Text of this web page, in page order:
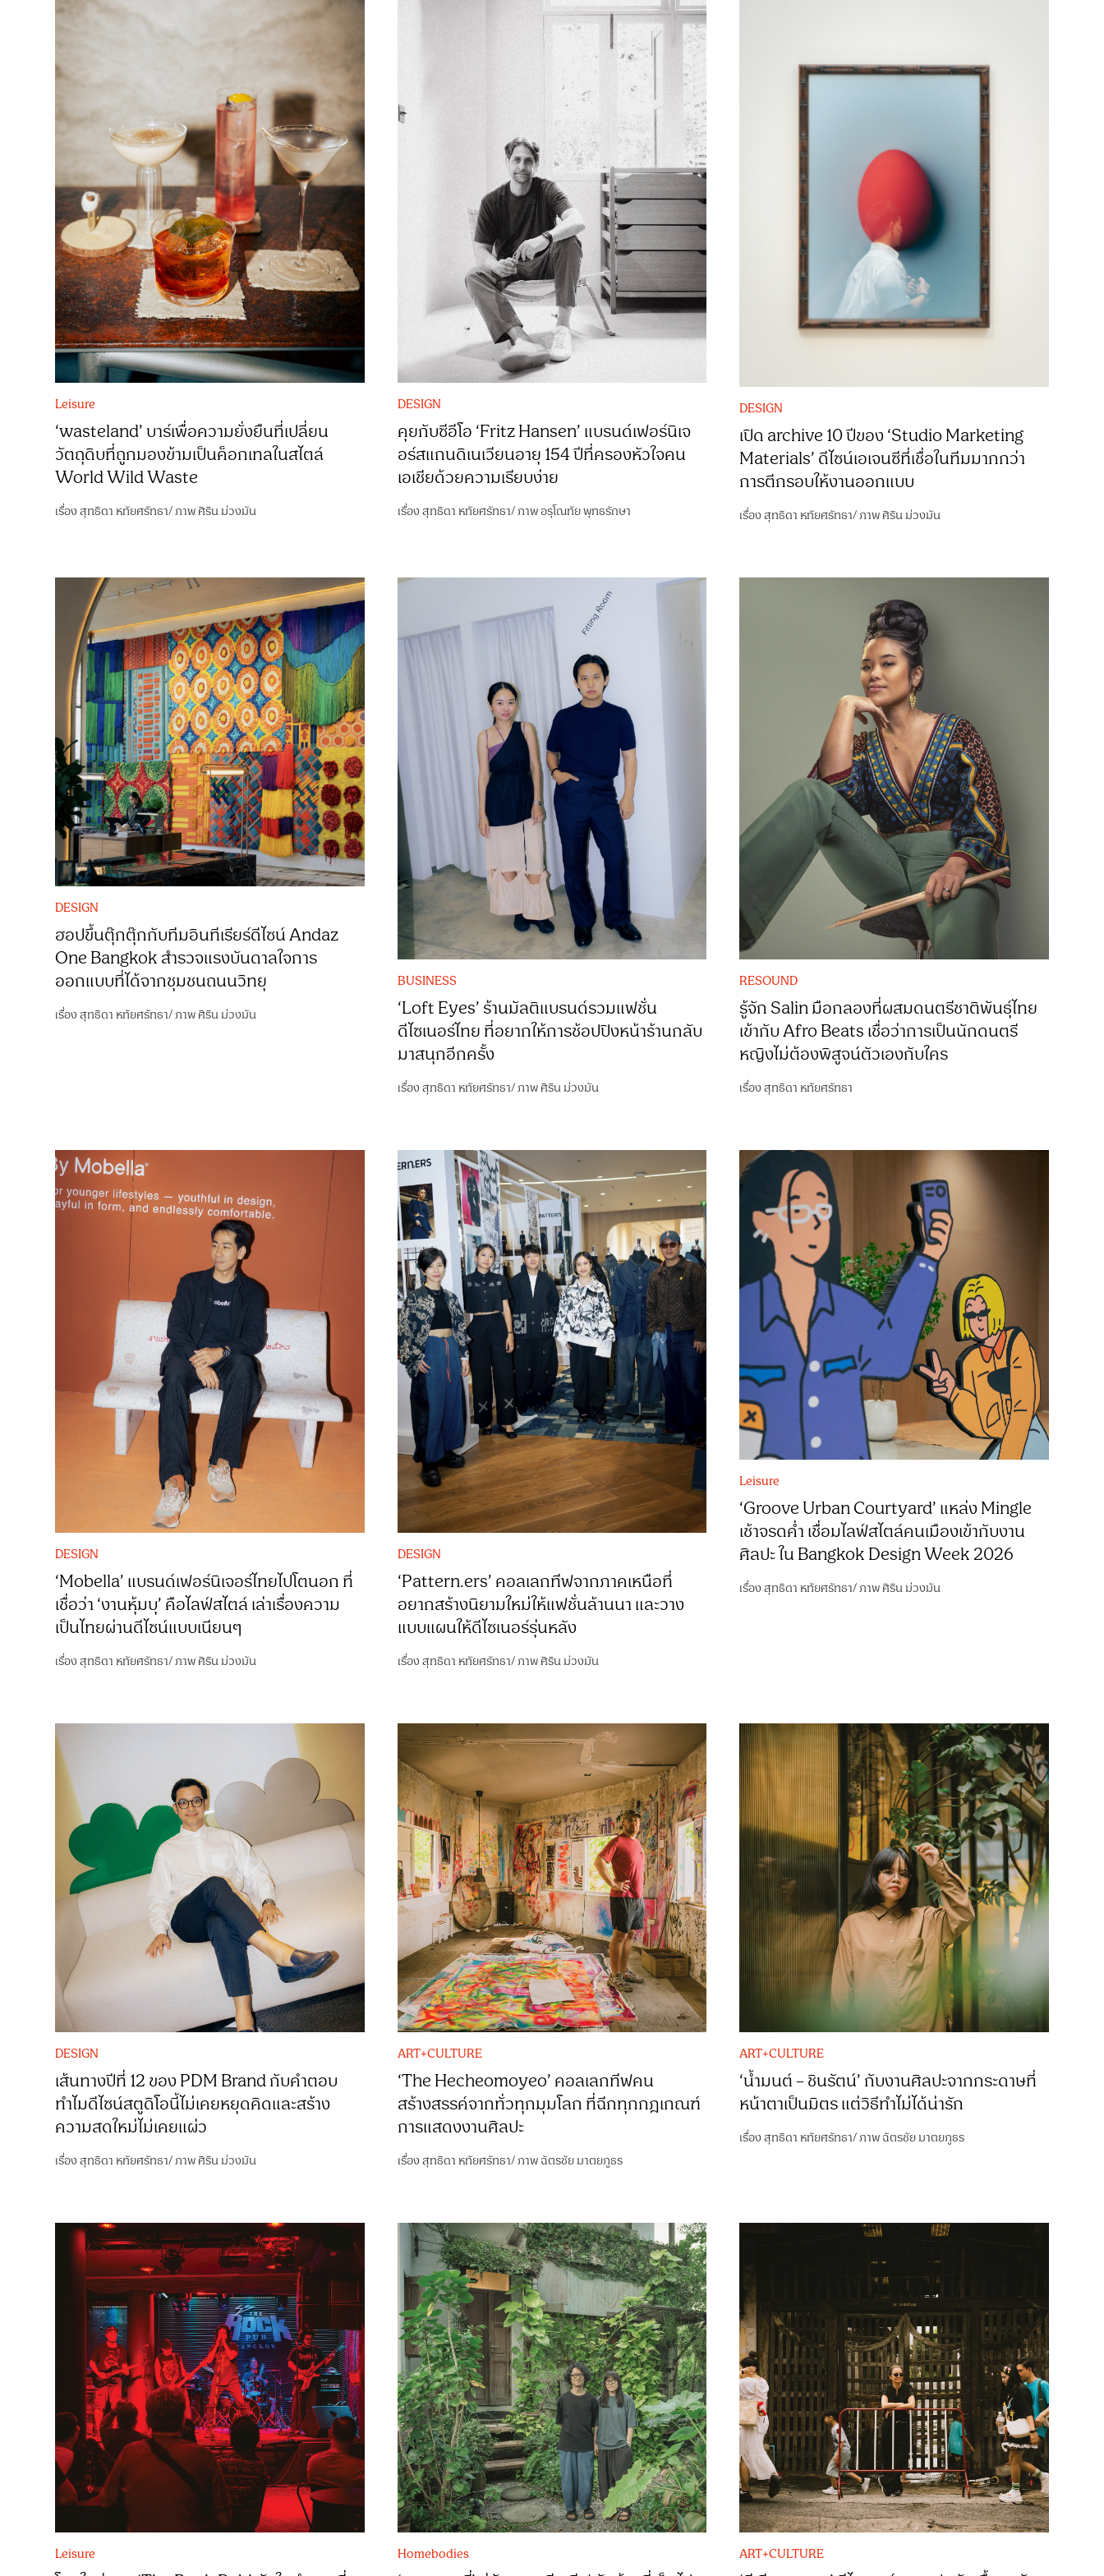
Leisure
‘wasteland’ บาร์เพื่อความยั่งยืนที่เปลี่ยน
วัตถุดิบที่ถูกมองข้ามเป็นค็อกเทลในสไตล์
World Wild Waste
เรื่องสุทธิดา หทัยศรัทธา/ภาพศิริน ม่วงมัน
DESIGN
คุยกับซีอีโอ ‘Fritz Hansen’ แบรนด์เฟอร์นิเจ
อร์สแกนดิเนเวียนอายุ 154 ปีที่ครองหัวใจคน
เอเชียด้วยความเรียบง่าย
เรื่องสุทธิดา หทัยศรัทธา/ภาพอรุโณทัย พุทธรักษา
DESIGN
เปิด archive 10 ปีของ ‘Studio Marketing
Materials’ ดีไซน์เอเจนซีที่เชื่อในทีมมากกว่า
การตีกรอบให้งานออกแบบ
เรื่องสุทธิดา หทัยศรัทธา/ภาพศิริน ม่วงมัน
DESIGN
ฮอปขึ้นตุ๊กตุ๊กกับทีมอินทีเรียร์ดีไซน์ Andaz
One Bangkok สำรวจแรงบันดาลใจการ
ออกแบบที่ได้จากชุมชนถนนวิทยุ
เรื่องสุทธิดา หทัยศรัทธา/ภาพศิริน ม่วงมัน
BUSINESS
‘Loft Eyes’ ร้านมัลติแบรนด์รวมแฟชั่น
ดีไซเนอร์ไทย ที่อยากให้การช้อปปิงหน้าร้านกลับ
มาสนุกอีกครั้ง
เรื่องสุทธิดา หทัยศรัทธา/ภาพศิริน ม่วงมัน
RESOUND
รู้จัก Salin มือกลองที่ผสมดนตรีชาติพันธุ์ไทย
เข้ากับ Afro Beats เชื่อว่าการเป็นนักดนตรี
หญิงไม่ต้องพิสูจน์ตัวเองกับใคร
เรื่องสุทธิดา หทัยศรัทธา
DESIGN
‘Mobella’ แบรนด์เฟอร์นิเจอร์ไทยไปโตนอก ที่
เชื่อว่า ‘งานหุ้มบุ’ คือไลฟ์สไตล์ เล่าเรื่องความ
เป็นไทยผ่านดีไซน์แบบเนียนๆ
เรื่องสุทธิดา หทัยศรัทธา/ภาพศิริน ม่วงมัน
DESIGN
‘Pattern.ers’ คอลเลกทีฟจากภาคเหนือที่
อยากสร้างนิยามใหม่ให้แฟชั่นล้านนา และวาง
แบบแผนให้ดีไซเนอร์รุ่นหลัง
เรื่องสุทธิดา หทัยศรัทธา/ภาพศิริน ม่วงมัน
Leisure
‘Groove Urban Courtyard’ แหล่ง Mingle
เช้าจรดค่ำ เชื่อมไลฟ์สไตล์คนเมืองเข้ากับงาน
ศิลปะ ใน Bangkok Design Week 2026
เรื่องสุทธิดา หทัยศรัทธา/ภาพศิริน ม่วงมัน
DESIGN
เส้นทางปีที่ 12 ของ PDM Brand กับคำตอบ
ทำไมดีไซน์สตูดิโอนี้ไม่เคยหยุดคิดและสร้าง
ความสดใหม่ไม่เคยแผ่ว
เรื่องสุทธิดา หทัยศรัทธา/ภาพศิริน ม่วงมัน
ART+CULTURE
‘The Hecheomoyeo’ คอลเลกทีฟคน
สร้างสรรค์จากทั่วทุกมุมโลก ที่ฉีกทุกกฎเกณฑ์
การแสดงงานศิลปะ
เรื่องสุทธิดา หทัยศรัทธา/ภาพฉัตรชัย มาตยภูธร
ART+CULTURE
‘น้ำมนต์ – ชินรัตน์’ กับงานศิลปะจากกระดาษที่
หน้าตาเป็นมิตร แต่วิธีทำไม่ได้น่ารัก
เรื่องสุทธิดา หทัยศรัทธา/ภาพฉัตรชัย มาตยภูธร
Leisure Homebodies ART+CULTURE